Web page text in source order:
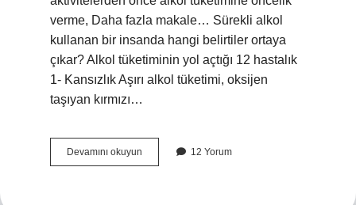
verme, Daha fazla makale… Sürekli alkol
kullanan bir insanda hangi belirtiler ortaya
çıkar? Alkol tüketiminin yol açtığı 12 hastalık
1- Kansızlık Aşırı alkol tüketimi, oksijen
taşıyan kırmızı…
Devamını okuyun
Bağımlılığının
12 Yorum